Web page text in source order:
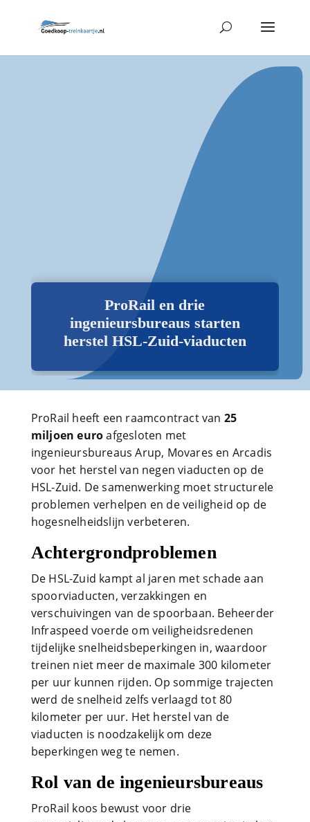
ProRail en drie
ingenieursbureaus starten
herstel HSL-Zuid-viaducten
ProRail heeft een raamcontract van 25
miljoen euroafgesloten met
ingenieursbureaus Arup, Movares en Arcadis
voor het herstel van negen viaducten op de
HSL-Zuid. De samenwerking moet structurele
problemen verhelpen en de veiligheid op de
hogesnelheidslijn verbeteren.
Achtergrondproblemen
De HSL-Zuid kampt al jaren met schade aan
spoorviaducten, verzakkingen en
verschuivingen van de spoorbaan. Beheerder
Infraspeed voerde om veiligheidsredenen
tijdelijke snelheidsbeperkingen in, waardoor
treinen niet meer de maximale 300 kilometer
per uur kunnen rijden. Op sommige trajecten
werd de snelheid zelfs verlaagd tot 80
kilometer per uur. Het herstel van de
viaducten is noodzakelijk om deze
beperkingen weg te nemen.
Rol van de ingenieursbureaus
ProRail koos bewust voor drie